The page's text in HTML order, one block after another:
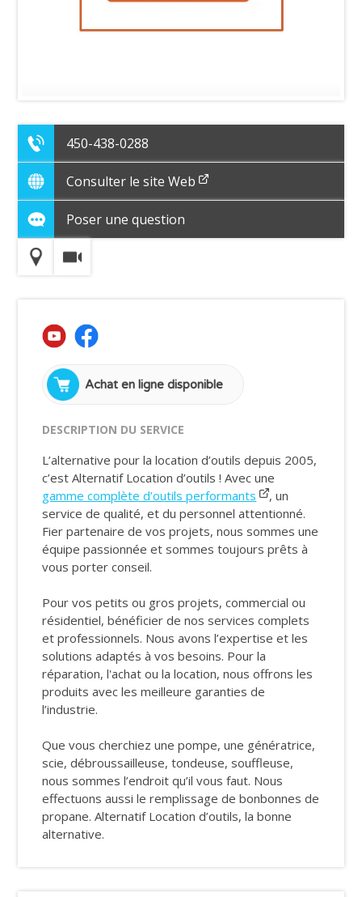
450-438-0288
Consulter le site Web
Poser une question
Achat en ligne disponible
DESCRIPTION DU SERVICE
L’alternative pour la location d’outils depuis 2005,
c’est Alternatif Location d’outils ! Avec une
gamme complète d’outils performants
, un
service de qualité, et du personnel attentionné.
Fier partenaire de vos projets, nous sommes une
équipe passionnée et sommes toujours prêts à
vous porter conseil.
Pour vos petits ou gros projets, commercial ou
résidentiel, bénéficier de nos services complets
et professionnels. Nous avons l’expertise et les
solutions adaptés à vos besoins. Pour la
réparation, l'achat ou la location, nous offrons les
produits avec les meilleure garanties de
l’industrie.
Que vous cherchiez une pompe, une génératrice,
scie, débroussailleuse, tondeuse, souffleuse,
nous sommes l’endroit qu’il vous faut. Nous
effectuons aussi le remplissage de bonbonnes de
propane. Alternatif Location d’outils, la bonne
alternative.